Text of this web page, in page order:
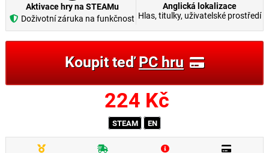
Aktivace hry na STEAMu
Doživotní záruka na funkčnost
Anglická lokalizace
Hlas, titulky, uživatelské prostředí
Koupit teďPC hru
224 Kč
STEAM EN